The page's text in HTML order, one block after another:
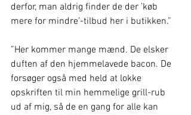
derfor, man aldrig finder de der ’køb
mere for mindre’-tilbud her i butikken.”
”Her kommer mange mænd. De elsker
duften af den hjemmelavede bacon. De
forsøger også med held at lokke
opskriften til min hemmelige grill-rub
ud af mig, så de en gang for alle kan